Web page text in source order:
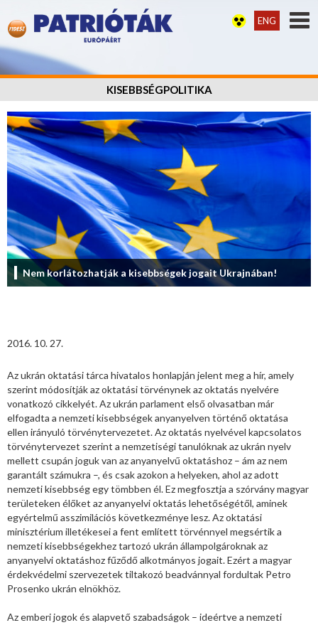
ENG
KISEBBSÉGPOLITIKA
Nem korlátozhatják a kisebbségek jogait Ukrajnában!
2016. 10. 27.
Az ukrán oktatási tárca hivatalos honlapján jelent meg a hír, amely
szerint módosítják az oktatási törvénynek az oktatás nyelvére
vonatkozó cikkelyét. Az ukrán parlament első olvasatban már
elfogadta a nemzeti kisebbségek anyanyelven történő oktatása
ellen irányuló törvénytervezetet. Az oktatás nyelvével kapcsolatos
törvénytervezet szerint a nemzetiségi tanulóknak az ukrán nyelv
mellett csupán joguk van az anyanyelvű oktatáshoz – ám az nem
garantált számukra –, és csak azokon a helyeken, ahol az adott
nemzeti kisebbség egy tömbben él. Ez megfosztja a szórvány magyar
területeken élőket az anyanyelvi oktatás lehetőségétől, aminek
egyértelmű asszimilációs következménye lesz. Az oktatási
minisztérium illetékesei a fent említett törvénnyel megsértik a
nemzeti kisebbségekhez tartozó ukrán állampolgároknak az
anyanyelvi oktatáshoz fűződő alkotmányos jogait. Ezért a magyar
érdekvédelmi szervezetek tiltakozó beadvánnyal fordultak Petro
Prosenko ukrán elnökhöz.
Az emberi jogok és alapvető szabadságok – ideértve a nemzeti